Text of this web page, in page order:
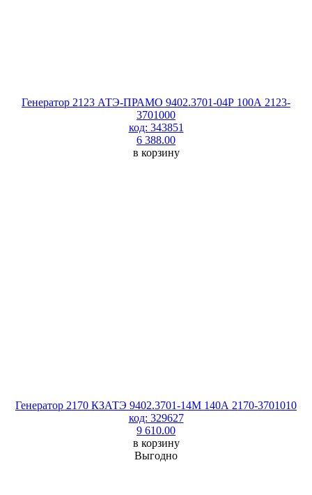
Генератор 2123 АТЭ-ПРАМО 9402.3701-04Р 100А 2123-
3701000
код: 343851
6 388.00
в корзину
Генератор 2170 КЗАТЭ 9402.3701-14М 140А 2170-3701010
код: 329627
9 610.00
в корзину
Выгодно